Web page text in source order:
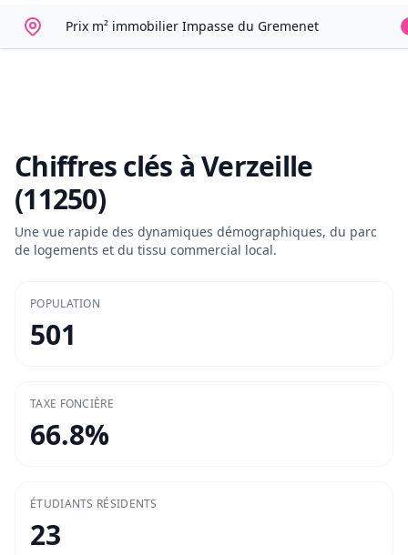
Prix m² immobilier Impasse du Gremenet
Chiffres clés àVerzeille
(11250)
Une vue rapide des dynamiques démographiques, du parc
de logements et du tissu commercial local.
POPULATION
501
TAXE FONCIÈRE
66.8%
ÉTUDIANTS RÉSIDENTS
23